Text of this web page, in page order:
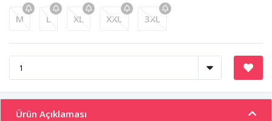
M L XL XXL 3XL
Ürün Açıklaması